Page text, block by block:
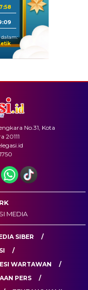
No.31, Kota
20111
MEDIA
SIBER
WARTAWAN
PERS